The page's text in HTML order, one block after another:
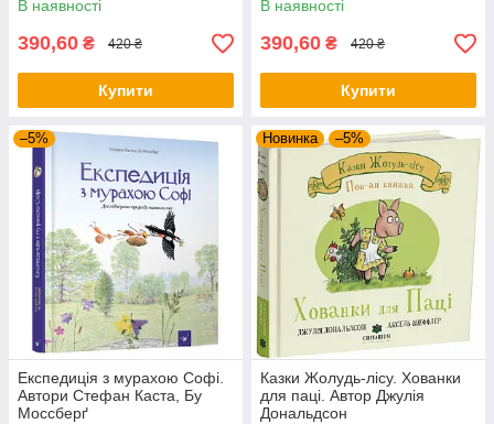
В наявності
390,60 ₴ 420 ₴
Купити
В наявності
390,60 ₴ 420 ₴
Купити
–5%
Експедиція з мурахою Софі.
Автори Стефан Каста, Бу
Моссберґ
Новинка –5%
Казки Жолудь-лісу. Хованки
для паці. Автор Джулія
Дональдсон